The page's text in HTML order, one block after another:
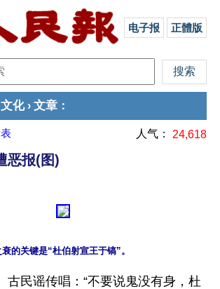
电子报 正體版
文化› 文章 ：
人气： 24,618
恶报(图)
古民谣传唱：“不要说鬼没有身，杜